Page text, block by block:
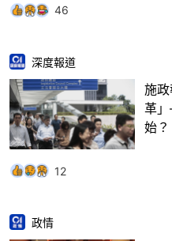
46
深度報道
施政
革
始？
12
政情